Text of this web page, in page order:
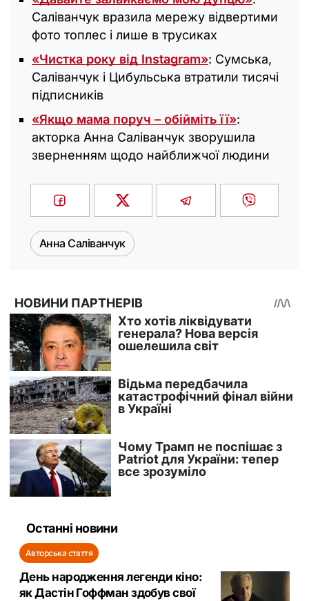
Саліванчук вразила мережу відвертими
фото топлес і лише в трусиках
«Чистка року від Instagram»: Сумська,
Саліванчук і Цибульська втратили тисячі
підписників
«Якщо мама поруч – обійміть її»:
акторка Анна Саліванчук зворушила
зверненням щодо найближчої людини
Анна Саліванчук
Останні новини
Авторська стаття
День народження легенди кіно:
як Дастін Гоффман здобув свої